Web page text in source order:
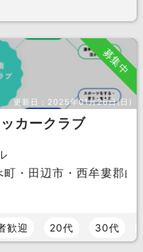
募集中
更新日： 2025年01月26日(日)
カークラブ
・田辺市・西牟婁郡白
歓迎 20代 30代